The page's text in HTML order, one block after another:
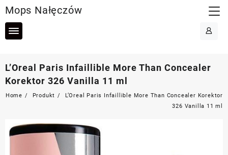
to
content
Mops Nałęczów
L’Oreal Paris Infaillible More Than Concealer
Korektor 326 Vanilla 11 ml
Home Produkt
L’Oreal Paris Infaillible More Than Concealer Korektor
326 Vanilla 11 ml